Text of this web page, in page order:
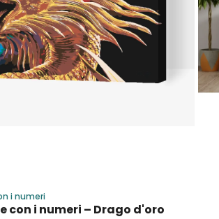
i numeri
con i numeri – Drago d'oro